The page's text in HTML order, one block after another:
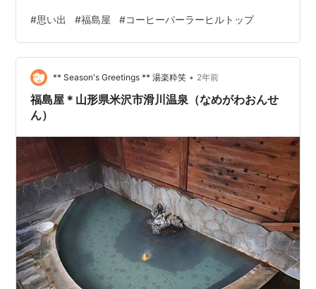
た。 そして少し前になるのだが、お茶の水の明治大学の
そばの山の上ホテル内にある、『コーヒーパーラーヒル
トップ』という喫茶室に行った時のこと。 昼食目当てだ
ったので、今から思えば残念なことに、コーヒーやデザ
ートは注文せず、文化人に愛されたというロングマカロ
ニグラタンを食した。 美味だったが…
#思い出 #福島屋 #コーヒーパーラーヒルトップ
** Season's Greetings ** 湯楽粋笑 • 2年前
福島屋＊山形県米沢市滑川温泉（なめがわおんせ
ん）